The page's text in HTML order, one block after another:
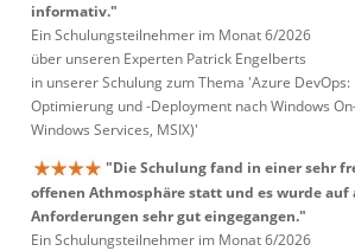
informativ."
Ein Schulungsteilnehmer im Monat 6/2026
über unseren Experten Patrick Engelberts
in unserer Schulung zum Thema 'Azure DevOps:
Optimierung und -Deployment nach Windows
Windows Services, MSIX)'
"Die Schulung fand in einer sehr
offenen Athmosphäre statt und es wurde auf
Anforderungen sehr gut eingegangen."
Ein Schulungsteilnehmer im Monat 6/2026